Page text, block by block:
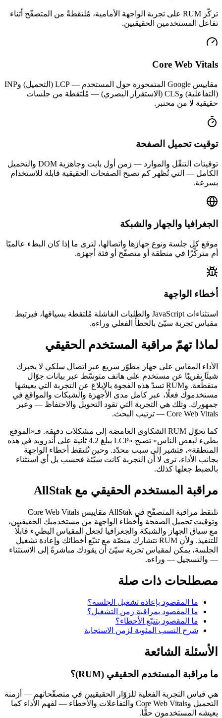
تركّز RUM على تجربة الواجهة الأمامية، مُلتقطةً من المتصفّح أثناء
تفاعل المستخدمين الحقيقيين.
Core Web Vitals
مقاييس Google المتمحورة حول المستخدم — LCP (التحميل) وINP
(التفاعلية) وCLS (الاستقرار البصري) — مُلتقطة من جلسات
حقيقية لا من مختبر.
توقيت تحميل الصفحة
توقيتات التنقّل والموارد — زمن أول بايت وجاهزية DOM والتحميل
الكامل — التي تُظهر كم تصبح الصفحات الحقيقية قابلة للاستخدام
بسرعة.
الجغرافيا والجهاز والشبكة
موقع كل جلسة ونوع جهازها واتصالها، لترى ما إذا كان البطء عالميًا
أم متركّزًا في منطقة أو متصفّح أو فئة أجهزة.
أخطاء الواجهة
استثناءات JavaScript والطلبات الفاشلة مُلتقطة بسياقها، فيرتبط
مقياس تجربة سيّئ بالخطأ الفعلي وراءه.
لماذا تهمّ مراقبة المستخدم الحقيقي
الأداء المقاس على جهاز مطوّر سريع عبر اتصال سلكي لا يخبرك
شيئًا تقريبًا عن مستخدم على هاتف متوسّط عبر بيانات جوّال
متقطّعة. وRUM تسدّ هذه الفجوة بالإبلاغ عن التجربة التي يعيشها
مستخدموك فعلًا، عبر كامل مدى الأجهزة والشبكات والمواقع في
جمهورك. وتلك هي التجربة التي تقود التحويل والاحتفاظ — وعبر
Core Web Vitals — ترتيب البحث.
كما تحوّل RUM الشكاوى الغامضة إلى مشكلات دقيقة. فـ«الموقع
بطيء لبعض الناس» تصبح «LCP يبلغ 4.2 ثانية على أندرويد في هذه
المنطقة»، فتشير إلى سبب محدّد. وحين تُلتقط أخطاء الواجهة
بجانب الأداء، ترى لا أن التجربة كانت سيّئة فحسب بل أي استثناء
بالضبط جعلها كذلك.
مراقبة المستخدم الحقيقي مع AllStak
تلتقط مراقبة المتصفّح في AllStak مقاييس Core Web Vitals
وتوقيت تحميل الصفحة وأخطاء الواجهة من مستخدميك الحقيقيين،
مع سياق الجهاز والشبكة والجغرافيا لجعل المقياس البطيء قابلًا
للتنفيذ. ولأن RUM تتشارك منصّة مع تتبّع أخطائك وإعادة تشغيل
الجلسة، يمكن لمقياس تجربة سيّئ أن يقودك مباشرةً إلى الاستثناء
— والتسجيل — وراءه.
مصطلحات ذات صلة
ما المقصود بإعادة تشغيل الجلسة؟
ما المقصود بمراقبة زمن التشغيل؟
ما المقصود بتتبّع الأخطاء؟
شرح النسب المئوية لزمن الاستجابة
الأسئلة الشائعة
ما مراقبة المستخدم الحقيقي (RUM)؟
هي قياس التجربة الفعلية للزوّار الحقيقيين في متصفّحاتهم — أزمنة
التحميل وCore Web Vitals والتفاعلات والأخطاء — لفهم الأداء كما
يعيشه المستخدمون حقًّا.